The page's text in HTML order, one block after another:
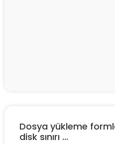
Dosya yükleme
disk sınırı ...